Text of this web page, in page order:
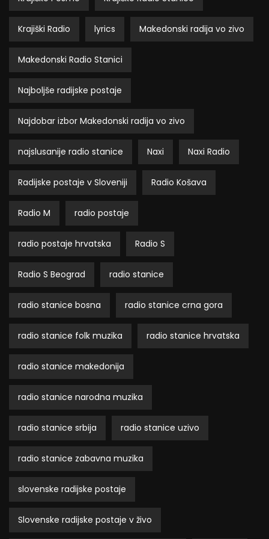
Krajiški Radio lyrics Makedonski radija vo zivo
Makedonski Radio Stanici
Najboljše radijske postaje
Najdobar izbor Makedonski radija vo zivo
najslusanije radio stanice Naxi Naxi Radio
Radijske postaje v Sloveniji Radio Košava
Radio M radio postaje
radio postaje hrvatska Radio S
Radio S Beograd radio stanice
radio stanice bosna radio stanice crna gora
radio stanice folk muzika radio stanice hrvatska
radio stanice makedonija
radio stanice narodna muzika
radio stanice srbija radio stanice uzivo
radio stanice zabavna muzika
slovenske radijske postaje
Slovenske radijske postaje v živo